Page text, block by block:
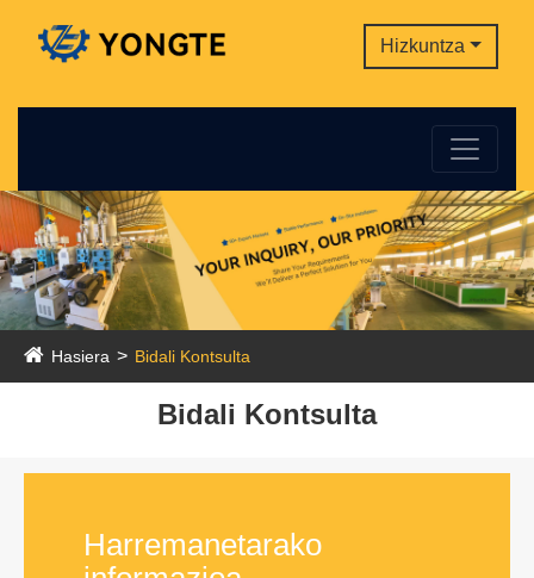
Hizkuntza
Hasiera Bidali Kontsulta
Bidali Kontsulta
Harremanetarako